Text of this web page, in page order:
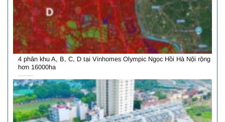
4 phân khu A, B, C, D tại Vinhomes Olympic Ngọc Hồi Hà Nội rộng
hơn 16000ha